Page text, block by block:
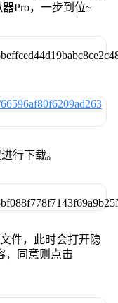
Pro，一步到位~
行下载。
件，此时会打开隐
，同意则点击